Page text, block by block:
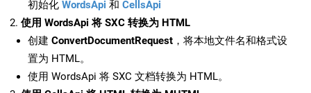
初始化 WordsApi 和 CellsApi
使用 WordsApi 将 SXC 转换为 HTML
创建 ConvertDocumentRequest ，将本地文件名和格式设
置为 HTML。
使用 WordsApi 将 SXC 文档转换为 HTML。